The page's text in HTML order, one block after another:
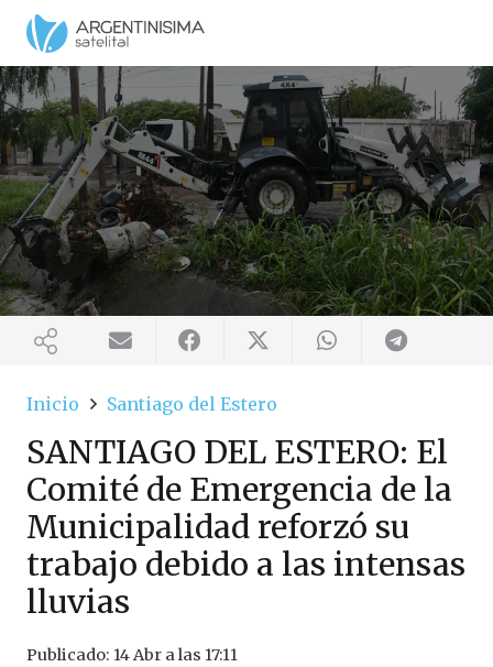
Inicio Santiago del Estero
SANTIAGO DEL ESTERO: El
Comité de Emergencia de la
Municipalidad reforzó su
trabajo debido a las intensas
lluvias
Publicado: 14 Abr a las 17:11